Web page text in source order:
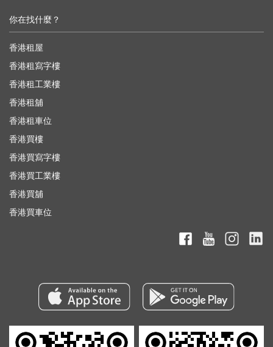
你在找什麼？
香港租屋
香港租寫字樓
香港租工業樓
香港租舖
香港租車位
香港買樓
香港買寫字樓
香港買工業樓
香港買舖
香港買車位